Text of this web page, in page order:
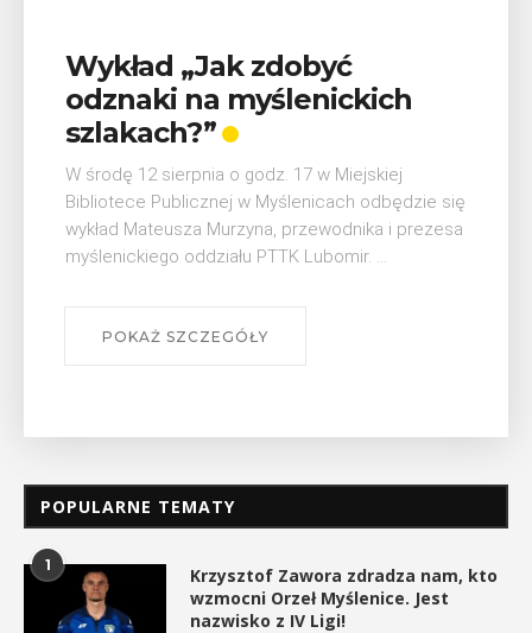
17 w Miejskiej
odbędzie się
przewodnika i prezesa
Lubomir. ...
V Turniej
Mieszczanie i
Myślenicach odbędzie się piąta
Myślimira. Wydarzenie
Muzeum Niepodległości w
się na ...
POPULARNE TEMATY
1
Krzysztof Zawora zdradza nam, kto
wzmocni Orzeł Myślenice. Jest
nazwisko z IV Ligi!